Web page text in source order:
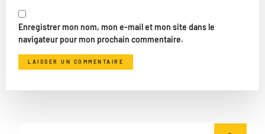
Enregistrer mon nom, mon e-mail et mon site dans le
navigateur pour mon prochain commentaire.